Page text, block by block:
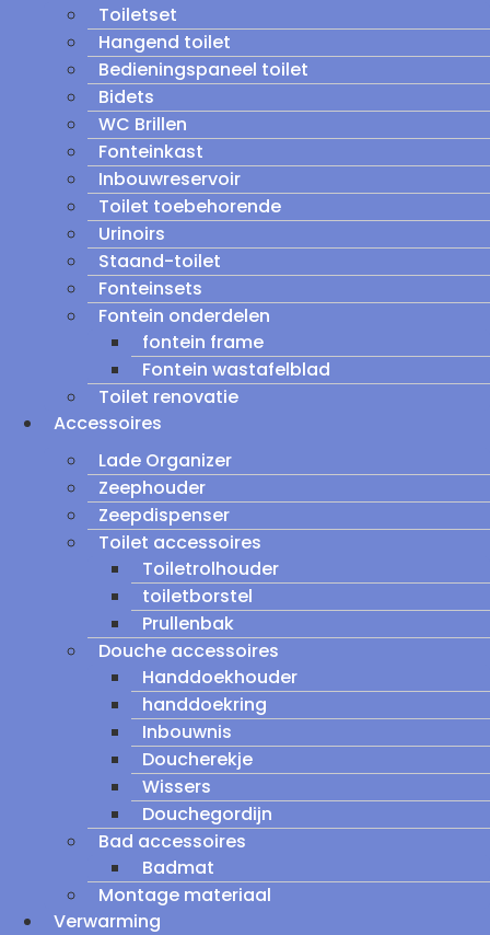
Toiletset
Hangend toilet
Bedieningspaneel toilet
Bidets
WC Brillen
Fonteinkast
Inbouwreservoir
Toilet toebehorende
Urinoirs
Staand-toilet
Fonteinsets
Fontein onderdelen
fontein frame
Fontein wastafelblad
Toilet renovatie
Accessoires
Lade Organizer
Zeephouder
Zeepdispenser
Toilet accessoires
Toiletrolhouder
toiletborstel
Prullenbak
Douche accessoires
Handdoekhouder
handdoekring
Inbouwnis
Doucherekje
Wissers
Douchegordijn
Bad accessoires
Badmat
Montage materiaal
Verwarming